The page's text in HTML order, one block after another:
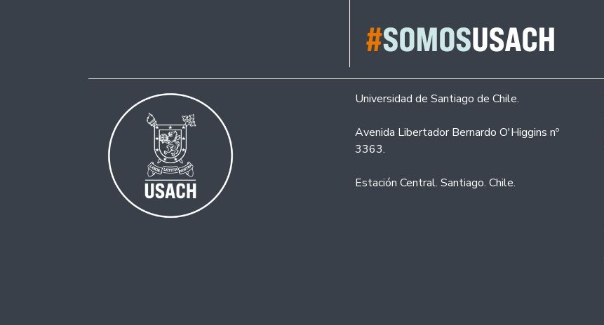
Universidad de Santiago de Chile.
Avenida Libertador Bernardo O'Higgins nº
3363.
Estación Central. Santiago. Chile.